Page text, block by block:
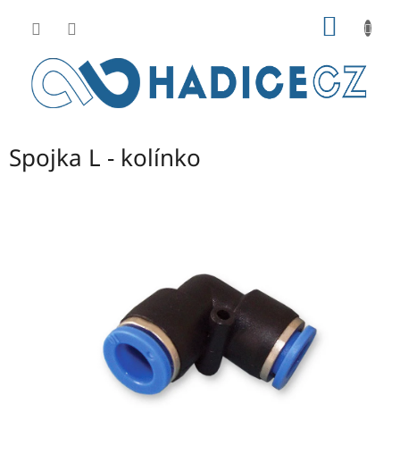
Spojka L - kolínko